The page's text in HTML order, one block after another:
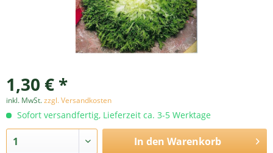
1,30 € *
inkl. MwSt.zzgl. Versandkosten
Sofort versandfertig, Lieferzeit ca. 3-5 Werktage
In den Warenkorb